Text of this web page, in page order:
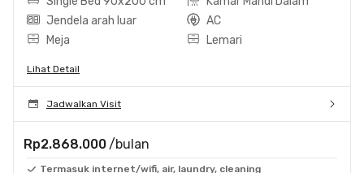
Jendela arah luar
AC
Meja
Lemari
Lihat Detail
Jadwalkan Visit
Rp2.868.000 /bulan
Termasuk internet/wifi, air, laundry, cleaning